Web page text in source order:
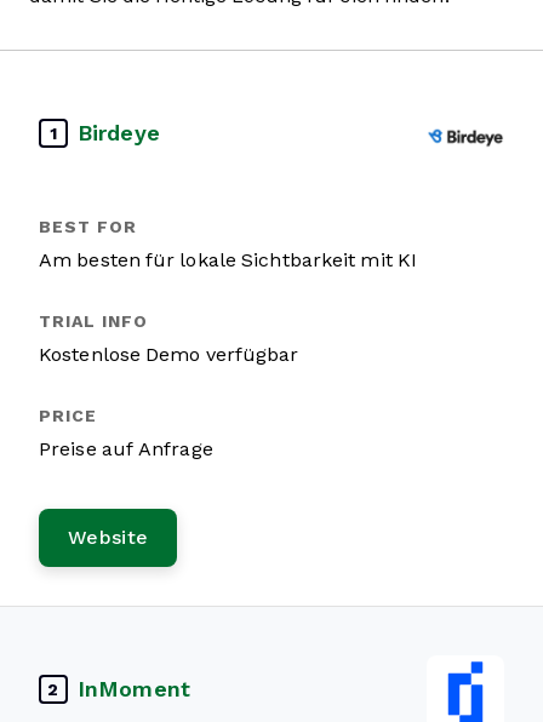
1 Birdeye
Am besten für lokale Sichtbarkeit mit KI
Kostenlose Demo verfügbar
Preise auf Anfrage
Website
2 InMoment